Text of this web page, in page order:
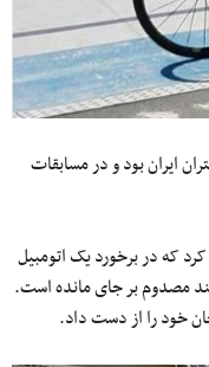
ایران بود و در مسابقات
که در برخورد یک اتومبیل
مصدوم بر جای مانده است.
خود را از دست داد.